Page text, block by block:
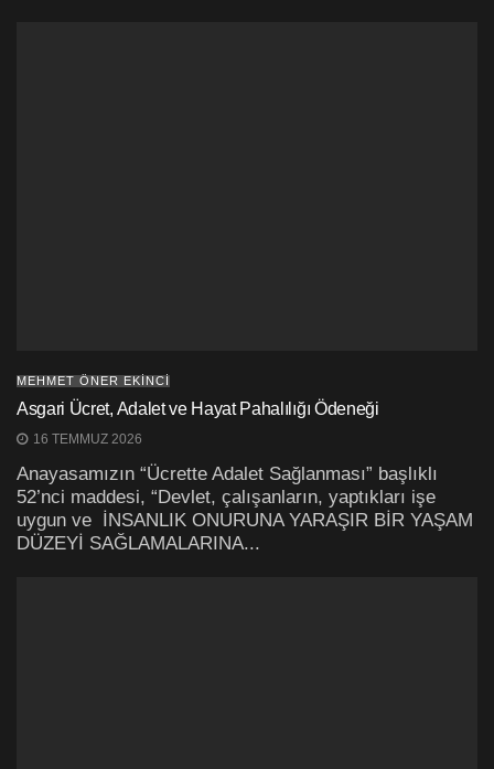
MEHMET ÖNER EKINCI
Asgari Ücret, Adalet ve Hayat Pahalılığı Ödeneği
16 TEMMUZ 2026
Anayasamızın “Ücrette Adalet Sağlanması” başlıklı
52’nci maddesi, “Devlet, çalışanların, yaptıkları işe
uygun ve İNSANLIK ONURUNA YARAŞIR BİR YAŞAM
DÜZEYİ SAĞLAMALARINA...